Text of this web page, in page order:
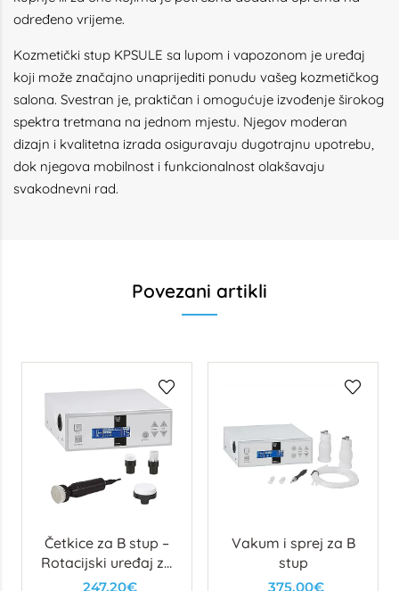
određeno vrijeme.
Kozmetički stup KPSULE sa lupom i vapozonom je uređaj
koji može značajno unaprijediti ponudu vašeg kozmetičkog
salona. Svestran je, praktičan i omogućuje izvođenje širokog
spektra tretmana na jednom mjestu. Njegov moderan
dizajn i kvalitetna izrada osiguravaju dugotrajnu upotrebu,
dok njegova mobilnost i funkcionalnost olakšavaju
svakodnevni rad.
Povezani artikli
Četkice za B stup –
Rotacijski uređaj za
piling
247,20€
Vakum i sprej za B
stup
375,00€